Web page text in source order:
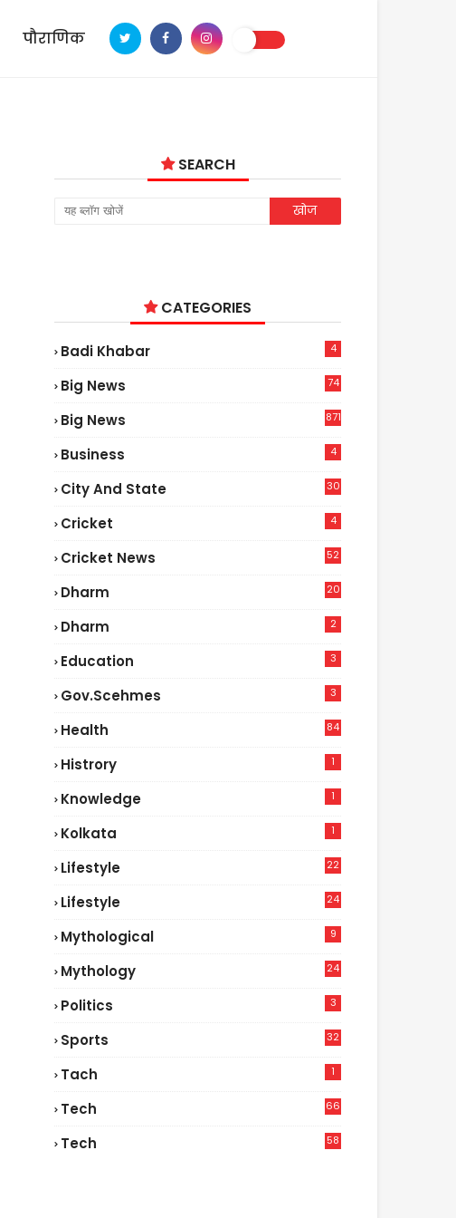
पौराणिक
SEARCH
CATEGORIES
Badi Khabar 4
Big News
74
Big News 871
Business 4
City And State 30
Cricket 4
Cricket News
52
Dharm 20
Dharm 2
Education 3
Gov.scehmes 3
Health
84
Histrory 1
Knowledge 1
Kolkata 1
Lifestyle
22
Lifestyle
24
Mythological 9
Mythology 24
Politics 3
Sports 32
Tach 1
Tech
66
Tech
58